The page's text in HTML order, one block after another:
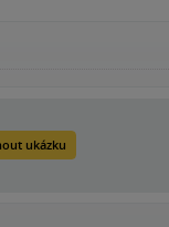
ukázku